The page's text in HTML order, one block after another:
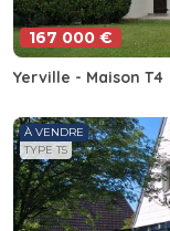
167 000 €
Yerville - Maison T4
À VENDRE
TYPE T5